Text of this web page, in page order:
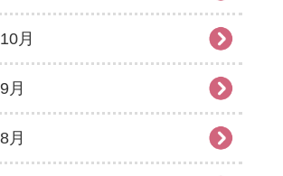
月
月
月